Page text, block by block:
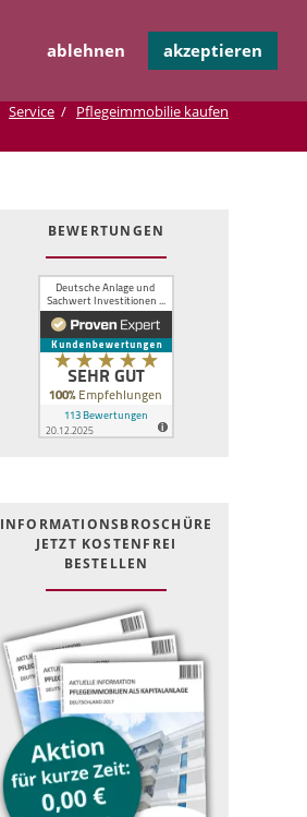
ablehnen akzeptieren
überspringen
KONTAKT
Service Pflegeimmobilie kaufen
BEWERTUNGEN
INFOR­MATIONS­BROSCHÜRE
JETZT KOSTEN­FREI
BESTELLEN